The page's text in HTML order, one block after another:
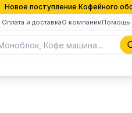
Новое поступление Кофейного
Оплата и доставкаО компанииПомощь